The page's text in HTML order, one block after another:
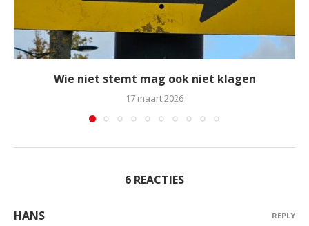
Wie niet stemt mag ook niet klagen
17 maart 2026
6 REACTIES
HANS REPLY